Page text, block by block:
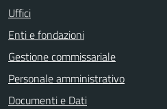
Uffici
Enti e fondazioni
Gestione commissariale
Personale amministrativo
Documenti e Dati